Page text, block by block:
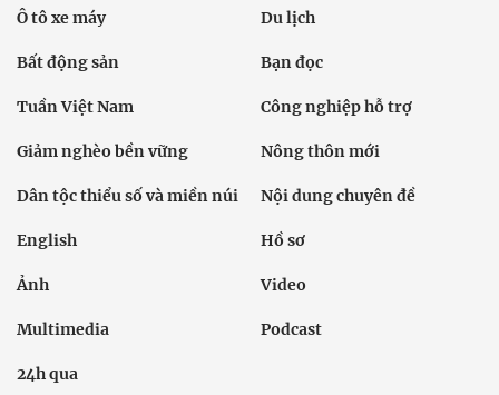
Ô tô xe máy Du lịch
Bất động sản Bạn đọc
Tuần Việt Nam Công nghiệp hỗ trợ
Giảm nghèo bền vững Nông thôn mới
Dân tộc thiểu số và miền núi Nội dung chuyên đề
English Hồ sơ
Ảnh Video
Multimedia Podcast
24h qua